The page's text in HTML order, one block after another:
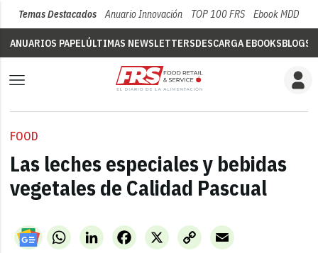
Temas Destacados Anuario Innovación TOP 100 FRS Ebook MDD
ANUARIOS PAPELÚLTIMAS NEWSLETTERSDESCARGA EBOOKSBLOGS
FOOD
Las leches especiales y bebidas
vegetales de Calidad Pascual
WhatsAppLinkedIn X
Facebook
Copy
Link
Email